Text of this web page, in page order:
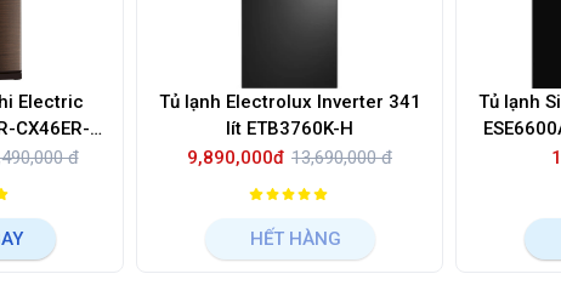
Electric
CX46ER-
đ
Tủ lạnh Electrolux Inverter 341
lít ETB3760K-H
9,890,000đ 13,690,000 đ
HẾT HÀNG
Tủ lạnh